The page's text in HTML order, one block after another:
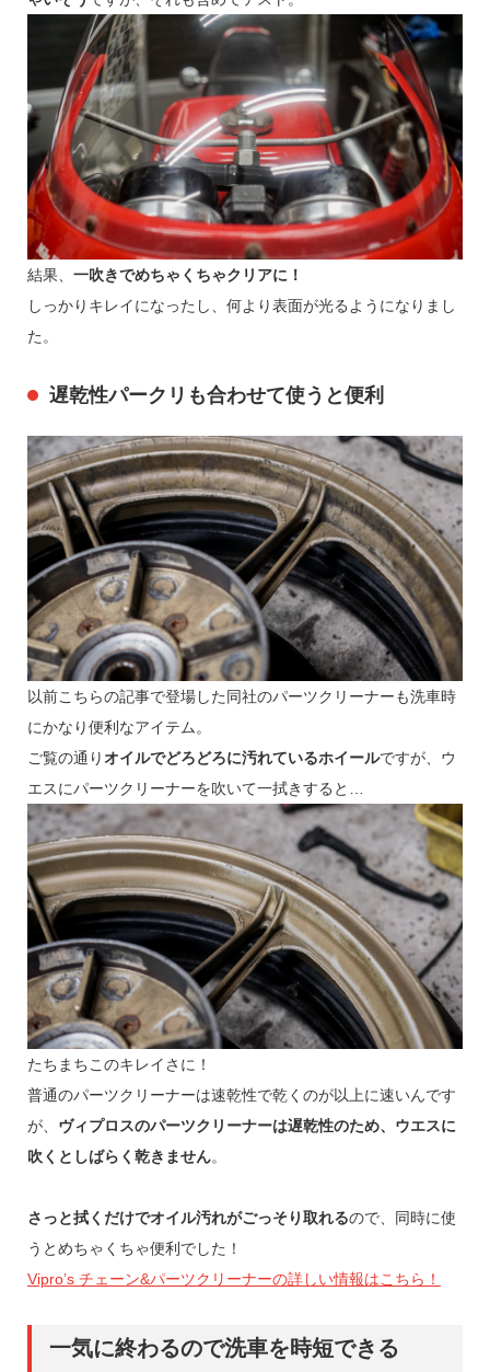
結果、 一吹きでめちゃくちゃクリアに！
しっかりキレイになったし、何より表面が光るようになりまし
た。
遅乾性パークリも合わせて使うと便利
以前こちらの記事で登場した同社のパーツクリーナーも洗車時
にかなり便利なアイテム。
ご覧の通りオイルでどろどろに汚れているホイールですが、ウ
エスにパーツクリーナーを吹いて一拭きすると…
たちまちこのキレイさに！
普通のパーツクリーナーは速乾性で乾くのが以上に速いんです
が、 ヴィプロスのパーツクリーナーは遅乾性のため、ウエスに
吹くとしばらく乾きません。
さっと拭くだけでオイル汚れがごっそり取れるので、同時に使
うとめちゃくちゃ便利でした！
Vipro’s チェーン&パーツクリーナーの詳しい情報はこちら！
一気に終わるので洗車を時短できる